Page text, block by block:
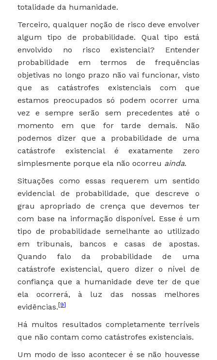
totalidade da humanidade.
Terceiro, qualquer noção de risco deve envolver
algum tipo de probabilidade. Qual tipo está
envolvido no risco existencial? Entender
probabilidade em termos de frequências
objetivas no longo prazo não vai funcionar, visto
que as catástrofes existenciais com que
estamos preocupados só podem ocorrer uma
vez e sempre serão sem precedentes até o
momento em que for tarde demais. Não
podemos dizer que a probabilidade de uma
catástrofe existencial é exatamente zero
simplesmente porque ela não ocorreu ainda.
Situações como essas requerem um sentido
evidencial de probabilidade, que descreve o
grau apropriado de crença que devemos ter
com base na informação disponível. Esse é um
tipo de probabilidade semelhante ao utilizado
em tribunais, bancos e casas de apostas.
Quando falo da probabilidade de uma
catástrofe existencial, quero dizer o nível de
confiança que a humanidade deve ter de que
ela ocorrerá, à luz das nossas melhores
evidências. [9]
Há muitos resultados completamente terríveis
que não contam como catástrofes existenciais.
Um modo de isso acontecer é se não houvesse